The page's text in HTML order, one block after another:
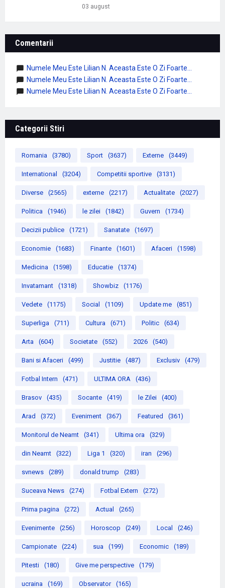
03 august
Comentarii
Numele Meu Este Lilian N. Aceasta Este O Zi Foarte...
Numele Meu Este Lilian N. Aceasta Este O Zi Foarte...
Numele Meu Este Lilian N. Aceasta Este O Zi Foarte...
Categorii Stiri
Romania (3780) Sport (3637) Externe (3449)
International (3204) Competitii sportive (3131)
Diverse (2565) externe (2217) Actualitate (2027)
Politica (1946) le zilei (1842) Guvern (1734)
Decizii publice (1721) Sanatate (1697)
Economie (1683) Finante (1601) Afaceri (1598)
Medicina (1598) Educatie (1374)
Invatamant (1318) Showbiz (1176)
Vedete (1175) Social (1109) Update me (851)
Superliga (711) Cultura (671) Politic (634)
Arta (604) Societate (552) 2026 (540)
Bani si Afaceri (499) Justitie (487) Exclusiv (479)
Fotbal Intern (471) ULTIMA ORA (436)
Brasov (435) Socante (419) le Zilei (400)
Arad (372) Eveniment (367) Featured (361)
Monitorul de Neamt (341) Ultima ora (329)
din Neamt (322) Liga 1 (320) iran (296)
svnews (289) donald trump (283)
Suceava News (274) Fotbal Extern (272)
Prima pagina (272) Actual (265)
Evenimente (256) Horoscop (249) Local (246)
Campionate (224) sua (199) Economic (189)
Pitesti (180) Give me perspective (179)
ucraina (169) Observator (165)